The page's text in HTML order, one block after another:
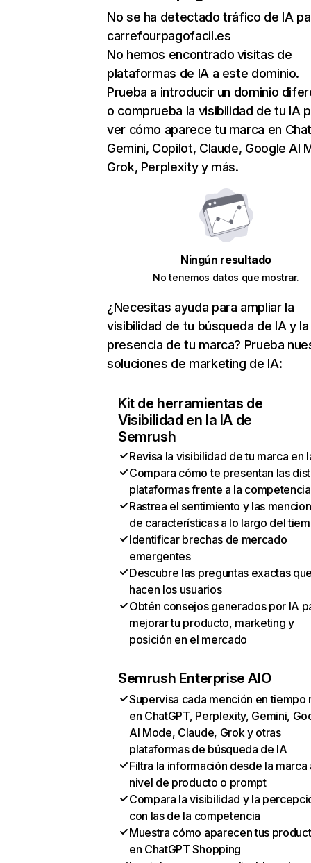
No se ha detectado tráfico de IA
carrefourpagofacil.es
No hemos encontrado visitas de
plataformas de IA a este dominio.
Prueba a introducir un dominio
o comprueba la visibilidad de tu IA
ver cómo aparece tu marca en
Gemini, Copilot, Claude, Google AI
Grok, Perplexity y más.
Ningún resultado
No tenemos datos que mostrar.
¿Necesitas ayuda para ampliar la
visibilidad de tu búsqueda de IA y la
presencia de tu marca? Prueba
soluciones de marketing de IA:
Kit de herramientas de
Visibilidad en la IA de
Semrush
Revisa la visibilidad de tu marca en
Compara cómo te presentan las
plataformas frente a la competencia
Rastrea el sentimiento y las
de características a lo largo del
Identificar brechas de mercado
emergentes
Descubre las preguntas exactas
hacen los usuarios
Obtén consejos generados por IA
mejorar tu producto, marketing y
posición en el mercado
Semrush Enterprise AIO
Supervisa cada mención en tiempo
en ChatGPT, Perplexity, Gemini,
AI Mode, Claude, Grok y otras
plataformas de búsqueda de IA
Filtra la información desde la marca
nivel de producto o prompt
Compara la visibilidad y la
con las de la competencia
Muestra cómo aparecen tus
en ChatGPT Shopping